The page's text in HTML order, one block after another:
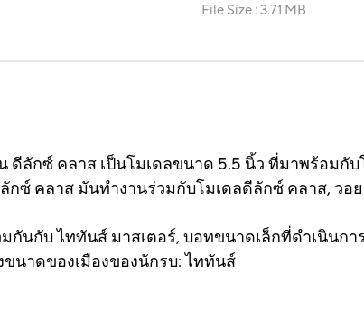
File Size :3.71 MB
ดีลักซ์ คลาส เป็นโมเดลขนาด 5.5 นิ้ว ที่มาพร้อมกั
ซ์ คลาส มันทำงานร่วมกับโมเดลดีลักซ์ คลาส, วอย
นกับ ไททันส์ มาสเตอร์, บอทขนาดเล็กที่ดำเนินกา
าดของเมืองของนักรบ: ไททันส์